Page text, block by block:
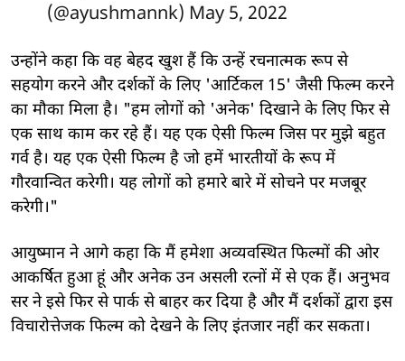
(@ayushmannk) May 5, 2022
उन्होंने कहा कि वह बेहद खुश हैं कि उन्हें रचनात्मक रूप से
सहयोग करने और दर्शकों के लिए 'आर्टिकल 15' जैसी फिल्म करने
का मौका मिला है। "हम लोगों को 'अनेक' दिखाने के लिए फिर से
एक साथ काम कर रहे हैं। यह एक ऐसी फिल्म जिस पर मुझे बहुत
गर्व है। यह एक ऐसी फिल्म है जो हमें भारतीयों के रूप में
गौरवान्वित करेगी। यह लोगों को हमारे बारे में सोचने पर मजबूर
करेगी।"
आयुष्मान ने आगे कहा कि मैं हमेशा अव्यवस्थित फिल्मों की ओर
आकर्षित हुआ हूं और अनेक उन असली रत्नों में से एक हैं। अनुभव
सर ने इसे फिर से पार्क से बाहर कर दिया है और मैं दर्शकों द्वारा इस
विचारोत्तेजक फिल्म को देखने के लिए इंतजार नहीं कर सकता।